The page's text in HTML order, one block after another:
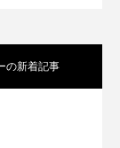
の新着記事